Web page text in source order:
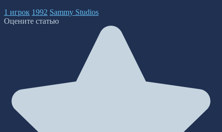
1 игрок 1992 Sammy Studios
Оцените статью